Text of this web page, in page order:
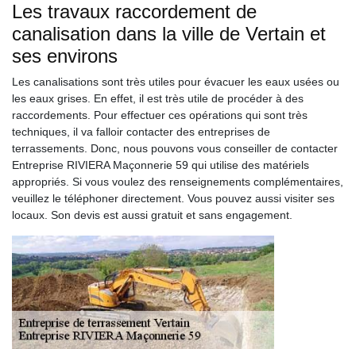
Les travaux raccordement de
canalisation dans la ville de Vertain et
ses environs
Les canalisations sont très utiles pour évacuer les eaux usées ou
les eaux grises. En effet, il est très utile de procéder à des
raccordements. Pour effectuer ces opérations qui sont très
techniques, il va falloir contacter des entreprises de
terrassements. Donc, nous pouvons vous conseiller de contacter
Entreprise RIVIERA Maçonnerie 59 qui utilise des matériels
appropriés. Si vous voulez des renseignements complémentaires,
veuillez le téléphoner directement. Vous pouvez aussi visiter ses
locaux. Son devis est aussi gratuit et sans engagement.